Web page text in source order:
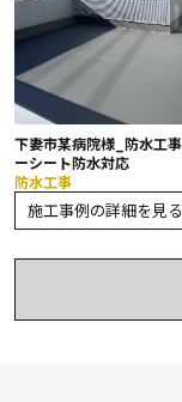
下妻市某病院様_防水工
ーシート防水対応
防水工事
施工事例の詳細を見る